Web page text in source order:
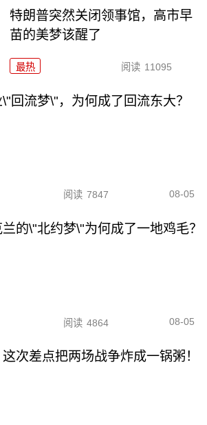
特朗普突然关闭领事馆，高市早
苗的美梦该醒了
最热 阅读 11095
回流梦\"，为何成了回流东大？
阅读 7847 08-05
的\"北约梦\"为何成了一地鸡毛？
阅读 4864 08-05
次差点把两场战争炸成一锅粥！